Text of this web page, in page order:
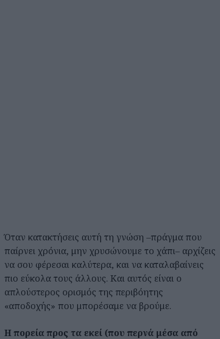
Όταν κατακτήσεις αυτή τη γνώση –πράγμα που
παίρνει χρόνια, μην χρυσώνουμε το χάπι– αρχίζεις
να σου φέρεσαι καλύτερα, και να καταλαβαίνεις
πιο εύκολα τους άλλους. Και αυτός είναι ο
απλούστερος ορισμός της περιβόητης
«αποδοχής» που μπορέσαμε να βρούμε.
Η πορεία προς τα εκεί (που περνά μέσα από